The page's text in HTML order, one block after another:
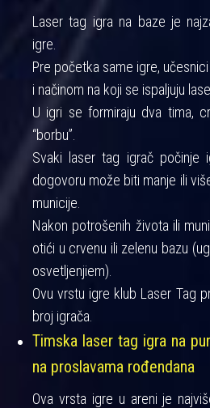
Laser tag igra na baze je
igre.
Pre početka same igre,
i načinom na koji se ispaljuju
U igri se formiraju dva tima,
“borbu”.
Svaki laser tag igrač
dogovoru može biti manje ili
municije.
Nakon potrošenih života ili
otići u crvenu ili zelenu bazu
osvetljenjiem).
Ovu vrstu igre klub Laser Tag
broj igrača.
Timska laser tag igra na
na proslavama rođendana
Ova vrsta igre u areni je